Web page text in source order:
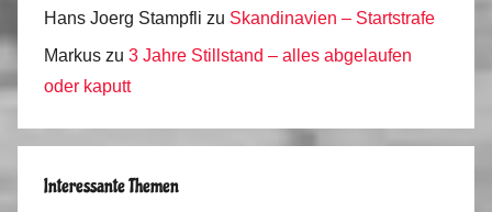
Hans Joerg Stampfli zu Skandinavien – Startstrafe
Markus zu 3 Jahre Stillstand – alles abgelaufen
oder kaputt
Interessante Themen